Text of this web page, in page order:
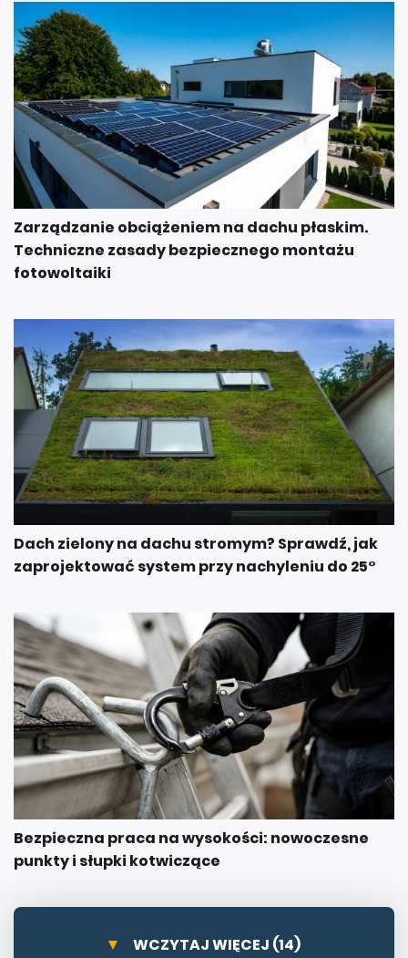
Zarządzanie obciążeniem na dachu płaskim.
Techniczne zasady bezpiecznego montażu
fotowoltaiki
Dach zielony na dachu stromym? Sprawdź, jak
zaprojektować system przy nachyleniu do 25°
Bezpieczna praca na wysokości: nowoczesne
punkty i słupki kotwiczące
WCZYTAJ WIĘCEJ (14)